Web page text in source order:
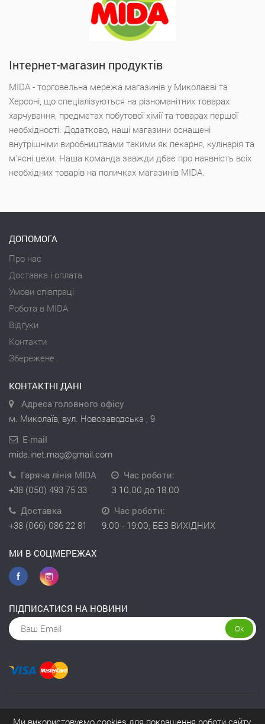
Інтернет-магазин продуктів
MIDA - торговельна мережа магазинів у Миколаєві та
Херсоні, що спеціалізуються на різноманітних товарах
харчування, предметах побутової хімії та товарах першої
необхідності. Додатково, наші магазини оснащені
внутрішніми виробництвами такими як пекарня, кулінарія та
м'ясні цехи. Наша команда завжди дбає про наявність всіх
необхідних товарів на поличках магазинів MIDA.
ДОПОМОГА
Про нас
Доставка і оплата
Умови співпраці
Робота в MIDA
Відгуки
Контакти
Збережене
КОНТАКТНІ ДАНІ
Адреса головного офісу
м. Миколаїв, вул. Новозаводська , 9
E-mail
mida.inet.mag@gmail.com
Гаряча лінія MIDA
+38 (050) 493 75 33
Час роботи:
З 10.00 до 18.00
Доставка
+38 (066) 086 22 81
Час роботи:
9.00 - 19:00, БЕЗ ВИХІДНИХ
МИ В СОЦМЕРЕЖАХ
ПІДПИСАТИСЯ НА НОВИНИ
Ok
Ми використовуємо cookies для покращення роботи сайту.